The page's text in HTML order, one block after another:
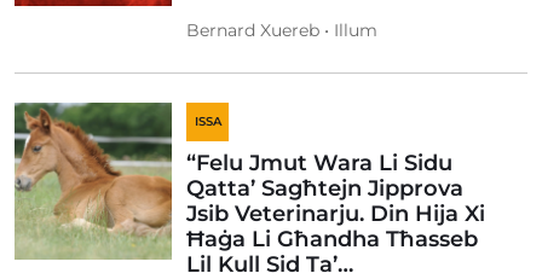
Bernard Xuereb • Illum
ISSA
“Felu Jmut Wara Li Sidu
Qatta’ Sagħtejn Jipprova
Jsib Veterinarju. Din Hija Xi
Ħaġa Li Għandha Tħasseb
Lil Kull Sid Ta’…